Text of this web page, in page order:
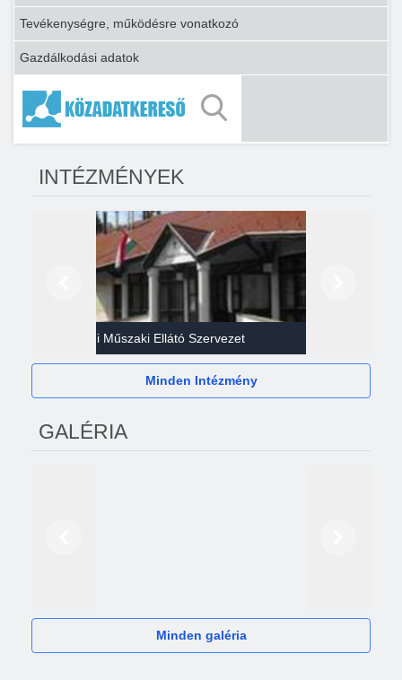
Tevékenységre, működésre vonatkozó
Gazdálkodási adatok
INTÉZMÉNYEK
Gazdasági Műszaki Ellátó Szervezet
Minden Intézmény
GALÉRIA
Minden galéria